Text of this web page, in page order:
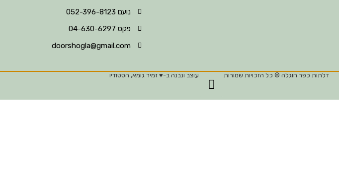
נועם 052-396-8123
פקס 04-630-6297
doorshogla@gmail.com
דלתות כפר חוגלה © כל הזכויות שמורות עוצב ונבנה ב-♥︎ זמיר גומא, הסטודיו